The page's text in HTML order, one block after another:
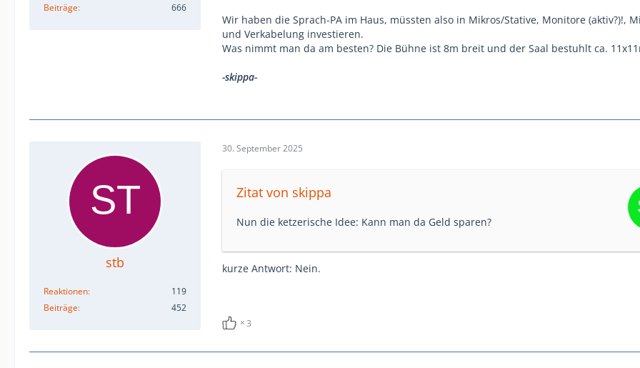
Beiträge
666
Wir haben die Sprach-PA im Haus, müssten also in Mikros/Stative, Monitore (aktiv?)!,
und Verkabelung investieren.
Was nimmt man da am besten? Die Bühne ist 8m breit und der Saal bestuhlt ca.
-skippa-
stb
Reaktionen
119
Beiträge
452
30. September 2025
Zitat von skippa
Nun die ketzerische Idee: Kann man da Geld sparen?
kurze Antwort: Nein.
3